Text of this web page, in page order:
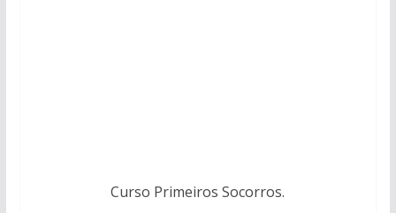
Curso Primeiros Socorros.